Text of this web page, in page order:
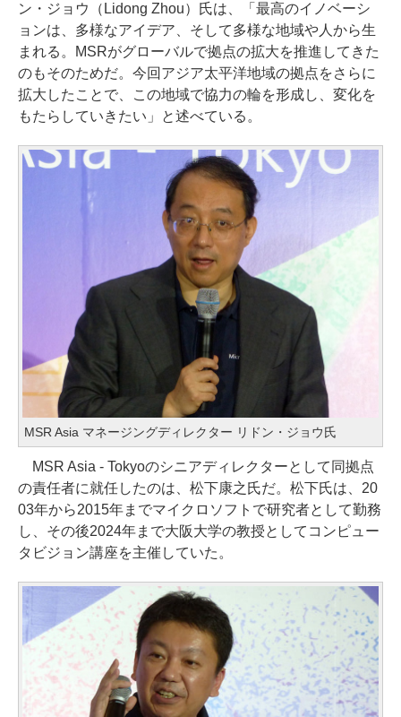
ン・ジョウ（Lidong Zhou）氏は、「最高のイノベーシ
ョンは、多様なアイデア、そして多様な地域や人から生
まれる。MSRがグローバルで拠点の拡大を推進してきた
のもそのためだ。今回アジア太平洋地域の拠点をさらに
拡大したことで、この地域で協力の輪を形成し、変化を
もたらしていきたい」と述べている。
MSR Asia マネージングディレクター リドン・ジョウ氏
MSR Asia - Tokyoのシニアディレクターとして同拠点
の責任者に就任したのは、松下康之氏だ。松下氏は、20
03年から2015年までマイクロソフトで研究者として勤務
し、その後2024年まで大阪大学の教授としてコンピュー
タビジョン講座を主催していた。